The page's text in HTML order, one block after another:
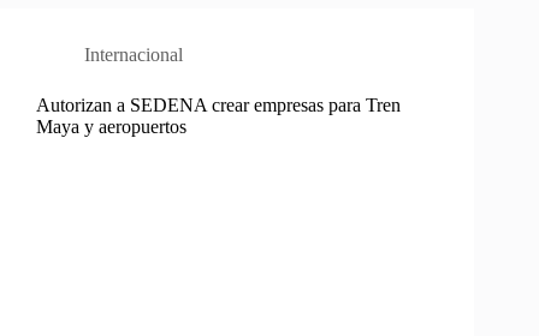
Internacional
Autorizan a SEDENA crear empresas para Tren
Maya y aeropuertos